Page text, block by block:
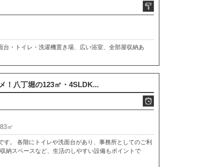
・トイレ・洗濯機置き場、広い浴室、全部屋収納あ
！八丁堀の123㎡・4SLDK...
㎡
す。 各階にトイレや洗面台があり、事務所としてのご利
納スペースなど、生活のしやすい設備もポイントで